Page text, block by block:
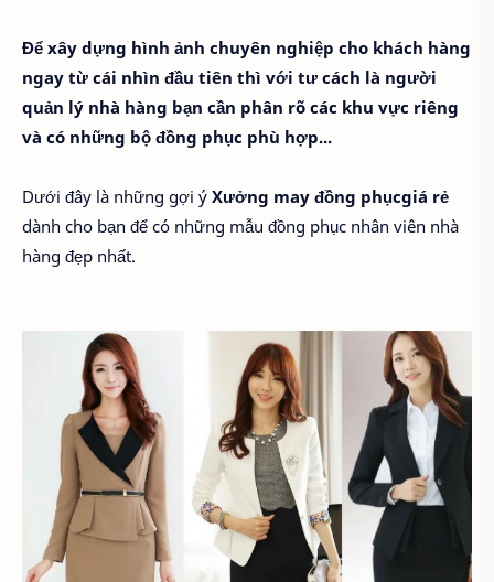
Để xây dựng hình ảnh chuyên nghiệp cho khách hàng
ngay từ cái nhìn đầu tiên thì với tư cách là người
quản lý nhà hàng bạn cần phân rõ các khu vực riêng
và có những bộ đồng phục phù hợp...
Dưới đây là những gợi ý Xưởng may đồng phụcgiá rẻ
dành cho bạn để có những mẫu đồng phục nhân viên nhà
hàng đẹp nhất.